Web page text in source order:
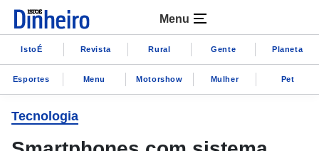
Menu
IstoÉ Revista Rural Gente Planeta
Esportes Menu Motorshow Mulher Pet
Tecnologia